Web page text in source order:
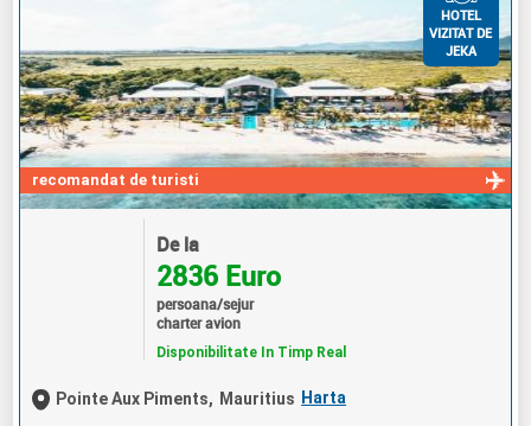
recomandat de turisti
HOTEL
VIZITAT DE
JEKA
De la
2836 Euro
persoana/sejur
charter avion
Disponibilitate In Timp Real
Pointe Aux Piments, Mauritius Harta